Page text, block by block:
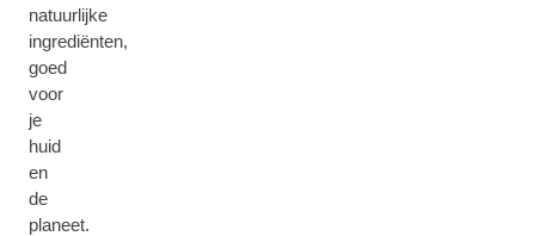
natuurlijke
ingrediënten,
goed
voor
je
huid
en
de
planeet.